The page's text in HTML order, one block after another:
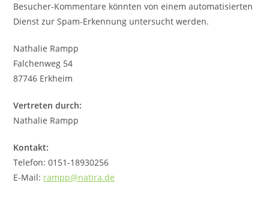
Besucher-Kommentare könnten von einem automatisierten
Dienst zur Spam-Erkennung untersucht werden.
Nathalie Rampp
Falchenweg 54
87746 Erkheim
Vertreten durch:
Nathalie Rampp
Kontakt:
Telefon: 0151-18930256
E-Mail: rampp@natira.de